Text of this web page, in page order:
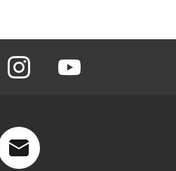
instagram